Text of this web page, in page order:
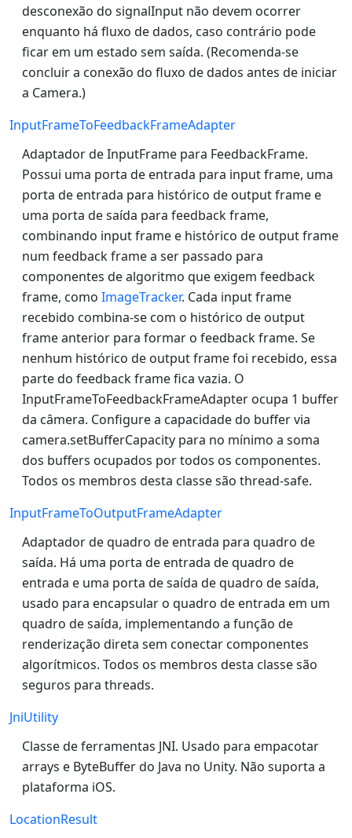
desconexão do signalInput não devem ocorrer
enquanto há fluxo de dados, caso contrário pode
ficar em um estado sem saída. (Recomenda-se
concluir a conexão do fluxo de dados antes de iniciar
a Camera.)
InputFrameToFeedbackFrameAdapter
Adaptador de InputFrame para FeedbackFrame.
Possui uma porta de entrada para input frame, uma
porta de entrada para histórico de output frame e
uma porta de saída para feedback frame,
combinando input frame e histórico de output frame
num feedback frame a ser passado para
componentes de algoritmo que exigem feedback
frame, como ImageTracker. Cada input frame
recebido combina-se com o histórico de output
frame anterior para formar o feedback frame. Se
nenhum histórico de output frame foi recebido, essa
parte do feedback frame fica vazia. O
InputFrameToFeedbackFrameAdapter ocupa 1 buffer
da câmera. Configure a capacidade do buffer via
camera.setBufferCapacity para no mínimo a soma
dos buffers ocupados por todos os componentes.
Todos os membros desta classe são thread-safe.
InputFrameToOutputFrameAdapter
Adaptador de quadro de entrada para quadro de
saída. Há uma porta de entrada de quadro de
entrada e uma porta de saída de quadro de saída,
usado para encapsular o quadro de entrada em um
quadro de saída, implementando a função de
renderização direta sem conectar componentes
algorítmicos. Todos os membros desta classe são
seguros para threads.
JniUtility
Classe de ferramentas JNI. Usado para empacotar
arrays e ByteBuffer do Java no Unity. Não suporta a
plataforma iOS.
LocationResult